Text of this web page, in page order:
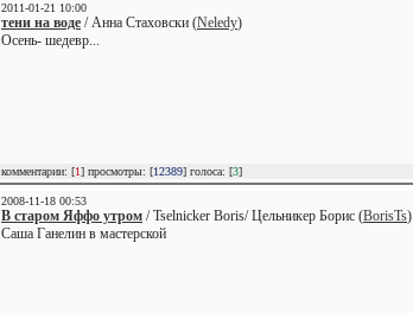
2011-01-21 10:00
тени на воде / Анна Стаховски (Neledy)
Осень- шедевр...
комментарии: [1] просмотры: [12389] голоса: [3]
2008-11-18 00:53
В старoм Яффо утром / Tselnicker Boris/ Цельникер Борис (BorisTs)
Саша Ганелин в мастерской